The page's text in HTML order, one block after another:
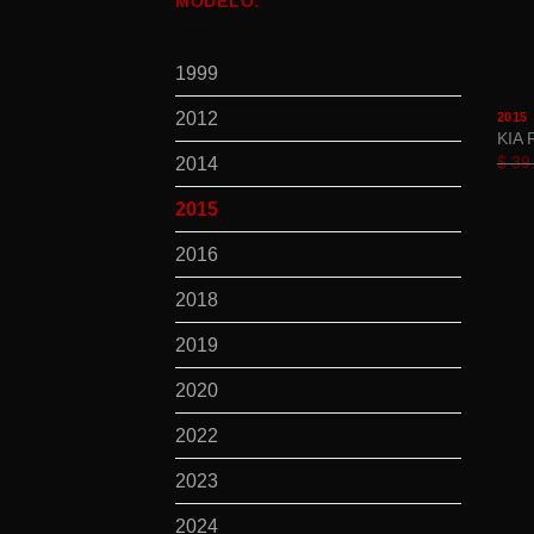
1999
2012
2014
2015
2016
2018
2019
2020
2022
2023
2024
2015
KIA
$